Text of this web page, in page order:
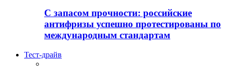
С запасом прочности: российские
антифризы успешно протестированы по
международным стандартам
Тест-драйв